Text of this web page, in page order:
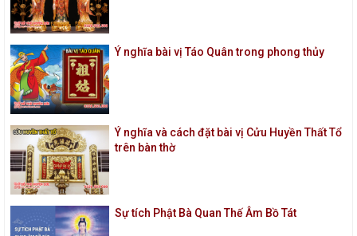
Ý nghĩa bài vị Táo Quân trong phong thủy
Ý nghĩa và cách đặt bài vị Cửu Huyền Thất Tổ
trên bàn thờ
Sự tích Phật Bà Quan Thế Âm Bồ Tát